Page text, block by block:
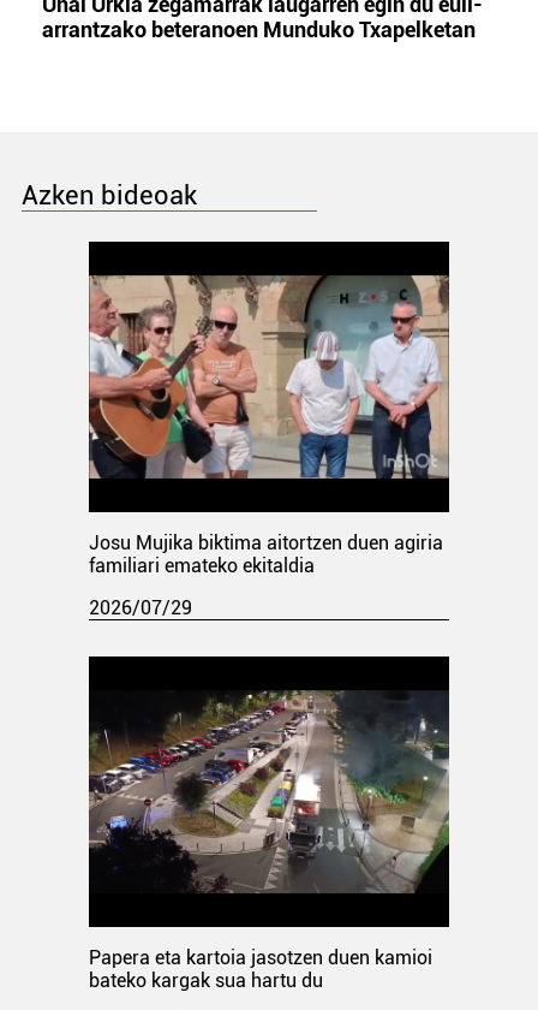
arrantzako beteranoen Munduko Txapelketan
Azken bideoak
Josu Mujika biktima aitortzen duen agiria
familiari emateko ekitaldia
2026/07/29
Papera eta kartoia jasotzen duen kamioi
bateko kargak sua hartu du